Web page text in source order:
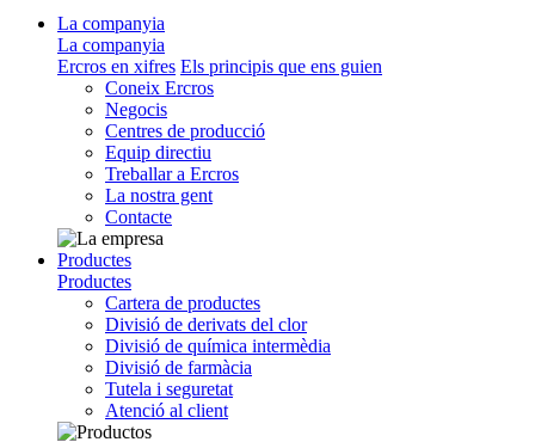
La companyia
La companyia
Ercros en xifres Els principis que ens guien
Coneix Ercros
Negocis
Centres de producció
Equip directiu
Treballar a Ercros
La nostra gent
Contacte
Productes
Productes
Cartera de productes
Divisió de derivats del clor
Divisió de química intermèdia
Divisió de farmàcia
Tutela i seguretat
Atenció al client